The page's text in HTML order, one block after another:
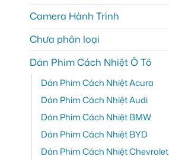
Camera Hành Trình
Chưa phân loại
Dán Phim Cách Nhiệt Ô Tô
Dán Phim Cách Nhiệt Acura
Dán Phim Cách Nhiệt Audi
Dán Phim Cách Nhiệt BMW
Dán Phim Cách Nhiệt BYD
Dán Phim Cách Nhiệt Chevrolet